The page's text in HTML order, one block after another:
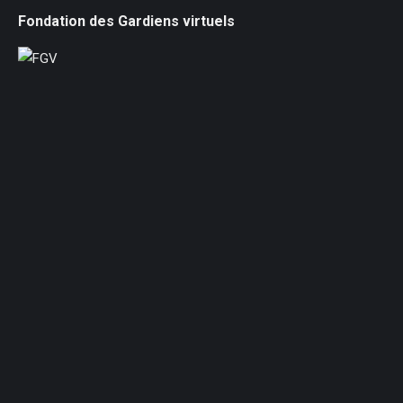
Fondation des Gardiens virtuels